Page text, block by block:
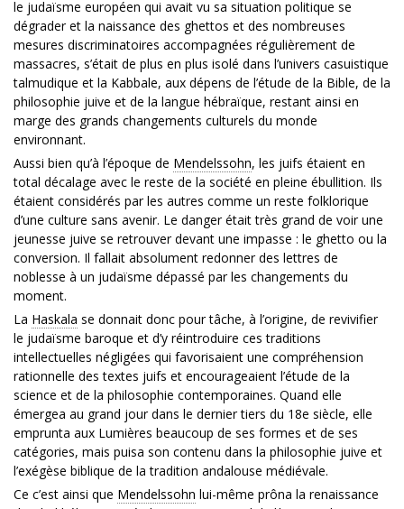
le judaïsme européen qui avait vu sa situation politique se
dégrader et la naissance des ghettos et des nombreuses
mesures discriminatoires accompagnées régulièrement de
massacres, s’était de plus en plus isolé dans l’univers casuistique
talmudique et la Kabbale, aux dépens de l’étude de la Bible, de la
philosophie juive et de la langue hébraïque, restant ainsi en
marge des grands changements culturels du monde
environnant.
Aussi bien qu’à l’époque de Mendelssohn, les juifs étaient en
total décalage avec le reste de la société en pleine ébullition. Ils
étaient considérés par les autres comme un reste folklorique
d’une culture sans avenir. Le danger était très grand de voir une
jeunesse juive se retrouver devant une impasse : le ghetto ou la
conversion. Il fallait absolument redonner des lettres de
noblesse à un judaïsme dépassé par les changements du
moment.
La Haskala se donnait donc pour tâche, à l’origine, de revivifier
le judaïsme baroque et d’y réintroduire ces traditions
intellectuelles négligées qui favorisaient une compréhension
rationnelle des textes juifs et encourageaient l’étude de la
science et de la philosophie contemporaines. Quand elle
émergea au grand jour dans le dernier tiers du 18e siècle, elle
emprunta aux Lumières beaucoup de ses formes et de ses
catégories, mais puisa son contenu dans la philosophie juive et
l’exégèse biblique de la tradition andalouse médiévale.
Ce c’est ainsi que Mendelssohn lui-même prôna la renaissance